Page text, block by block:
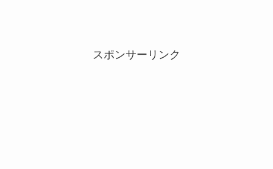
スポンサーリンク